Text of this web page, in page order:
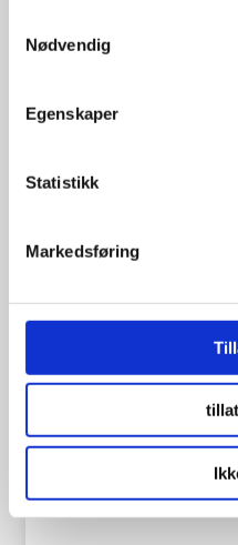
Nødvendig
Egenskaper
Statistikk
Markedsføring